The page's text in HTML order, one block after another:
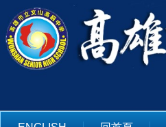
到
主
要
區